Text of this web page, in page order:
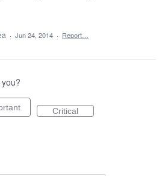
· Jun 24, 2014 · Report…
Critical